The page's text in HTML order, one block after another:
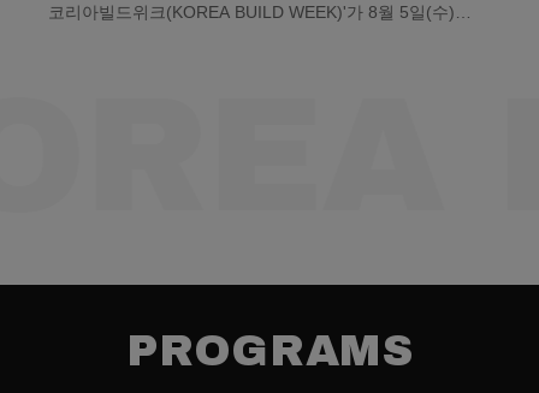
코리아빌드위크(KOREA BUILD WEEK)'가 8월 5일(수)
PROGRAMS